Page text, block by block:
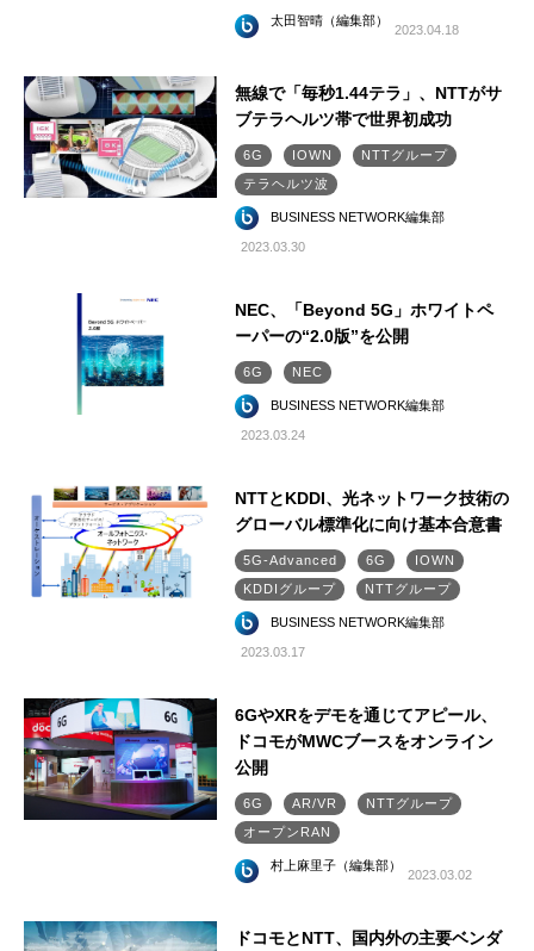
太田智晴（編集部）
2023.04.18
無線で「毎秒1.44テラ」、NTTがサ
ブテラヘルツ帯で世界初成功
6G IOWN
NTTグループ
テラヘルツ波
BUSINESS NETWORK編集部
2023.03.30
NEC、「Beyond 5G」ホワイトペ
ーパーの“2.0版”を公開
6G NEC
BUSINESS NETWORK編集部
2023.03.24
NTTとKDDI、光ネットワーク技術の
グローバル標準化に向け基本合意書
5G-Advanced 6G
IOWN
KDDIグループ
NTTグループ
BUSINESS NETWORK編集部
2023.03.17
6GやXRをデモを通じてアピール、
ドコモがMWCブースをオンライン
公開
6G AR/VR
NTTグループ
オープンRAN
村上麻里子（編集部）
2023.03.02
ドコモとNTT、国内外の主要ベンダ